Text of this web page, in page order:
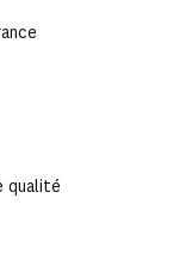
qualité